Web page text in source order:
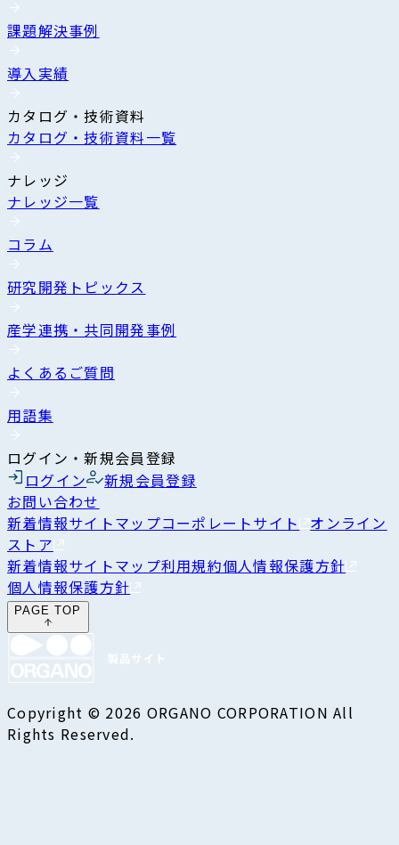
課題解決事例
導入実績
カタログ・技術資料
カタログ・技術資料一覧
ナレッジ
ナレッジ一覧
コラム
研究開発トピックス
産学連携・共同開発事例
よくあるご質問
用語集
ログイン・新規会員登録
ログイン
新規会員登録
お問い合わせ
新着情報サイトマップコーポレートサイト オンライン
ストア
新着情報サイトマップ利用規約個人情報保護方針
個人情報保護方針
PAGE TOP
Copyright © 2026 ORGANO CORPORATION All
Rights Reserved.